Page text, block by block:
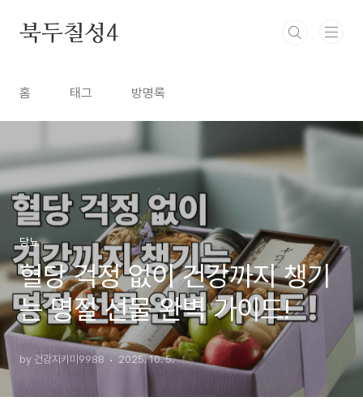
북두칠성4
홈 태그 방명록
당뇨
혈당 걱정 없이 건강까지 챙기
는 명절 선물 완벽 가이드!
by 건강지키미9988 2025. 10. 5.